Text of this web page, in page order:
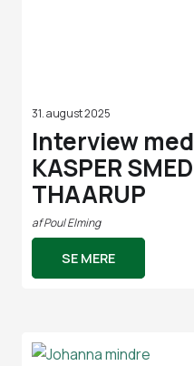
31. august 2025
Interview
KASPER
THAARUP
afPoul Elming
SE MERE